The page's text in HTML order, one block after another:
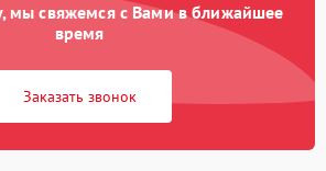
мы свяжемся с Вами в ближайшее
время
Заказать звонок